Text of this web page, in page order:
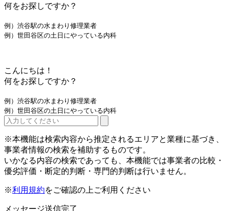
何をお探しですか？
例）渋谷駅の水まわり修理業者
例）世田谷区の土日にやっている内科
こんにちは！
何をお探しですか？
例）渋谷駅の水まわり修理業者
例）世田谷区の土日にやっている内科
※本機能は検索内容から推定されるエリアと業種に基づき、
事業者情報の検索を補助するものです。
いかなる内容の検索であっても、本機能では事業者の比較・
優劣評価・断定的判断・専門的判断は行いません。
※利用規約をご確認の上ご利用ください
メッセージ送信完了